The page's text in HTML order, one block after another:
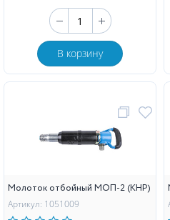
В корзину
Молоток отбойный МОП-2 (КНР)
Артикул: 1051009